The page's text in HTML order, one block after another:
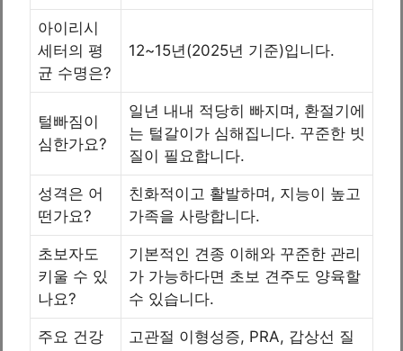
아이리시
세터의 평
균 수명은?
12~15년(2025년 기준)입니다.
털빠짐이
심한가요?
일년 내내 적당히 빠지며, 환절기에
는 털갈이가 심해집니다. 꾸준한 빗
질이 필요합니다.
성격은 어
떤가요?
친화적이고 활발하며, 지능이 높고
가족을 사랑합니다.
초보자도
키울 수 있
나요?
기본적인 견종 이해와 꾸준한 관리
가 가능하다면 초보 견주도 양육할
수 있습니다.
주요 건강
고관절 이형성증, PRA, 갑상선 질